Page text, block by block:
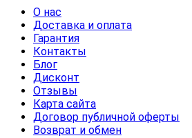
О нас
Доставка и оплата
Гарантия
Контакты
Блог
Дисконт
Отзывы
Карта сайта
Договор публичной оферты
Возврат и обмен